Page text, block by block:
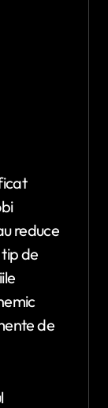
reduce
de
de